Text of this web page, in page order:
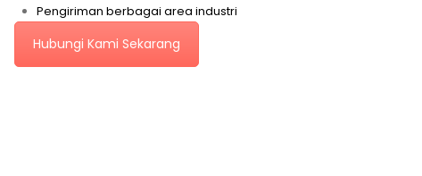
Pengiriman berbagai area industri
Hubungi Kami Sekarang